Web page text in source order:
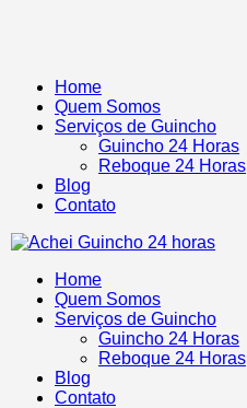
Home
Quem Somos
Serviços de Guincho
Guincho 24 Horas
Reboque 24 Horas
Blog
Contato
Home
Quem Somos
Serviços de Guincho
Guincho 24 Horas
Reboque 24 Horas
Blog
Contato